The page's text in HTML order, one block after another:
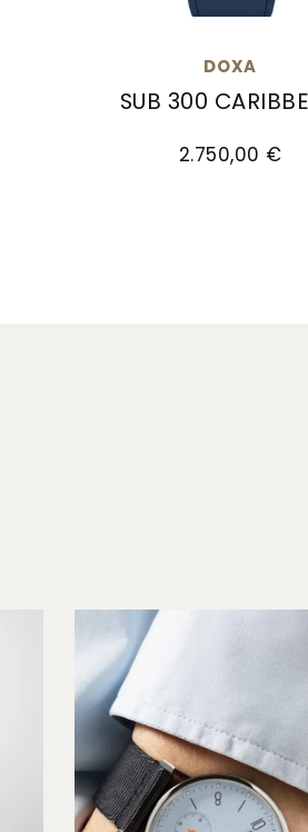
DOXA
SUB 300
2.750,00 €